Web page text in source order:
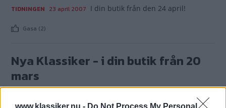
www.klassiker.nu - Do Not Process My Personal
TIDNINGEN 23 april 2007 I din butik från den 24 april!
Gasa (2)
Nya Klassiker - i din butik från 20
mars